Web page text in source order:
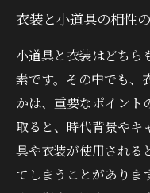
衣装と小道具の相性
小道具と衣装はどちら
素です。その中でも、
かは、重要なポイント
取ると、時代背景やキ
具や衣装が使用される
てしまうことがありま